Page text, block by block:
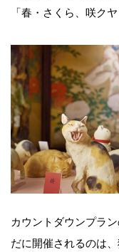
「春・さくら、咲ク
カウントダウンプラ
だに開催されるのは